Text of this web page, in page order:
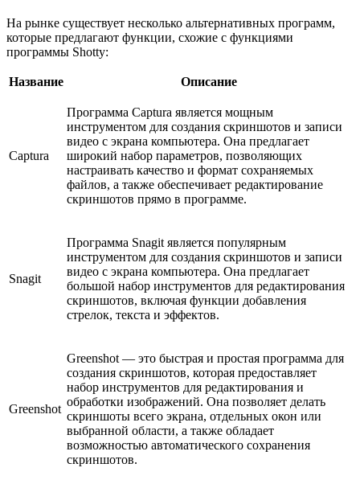
На рынке существует несколько альтернативных программ,
которые предлагают функции, схожие с функциями
программы Shotty:
Название Описание
Captura
Программа Captura является мощным
инструментом для создания скриншотов и записи
видео с экрана компьютера. Она предлагает
широкий набор параметров, позволяющих
настраивать качество и формат сохраняемых
файлов, а также обеспечивает редактирование
скриншотов прямо в программе.
Snagit
Программа Snagit является популярным
инструментом для создания скриншотов и записи
видео с экрана компьютера. Она предлагает
большой набор инструментов для редактирования
скриншотов, включая функции добавления
стрелок, текста и эффектов.
Greenshot
Greenshot — это быстрая и простая программа для
создания скриншотов, которая предоставляет
набор инструментов для редактирования и
обработки изображений. Она позволяет делать
скриншоты всего экрана, отдельных окон или
выбранной области, а также обладает
возможностью автоматического сохранения
скриншотов.